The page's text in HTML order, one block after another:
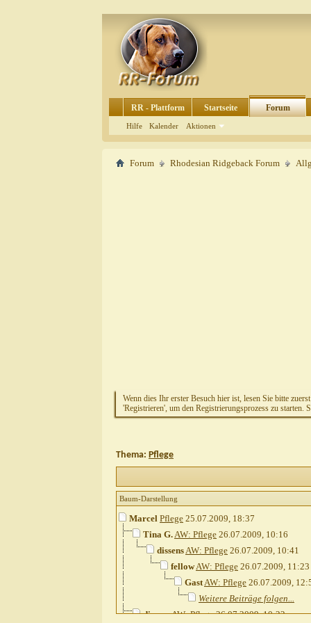
RR - Plattform Startseite Forum
Hilfe Kalender Aktionen
Forum Rhodesian Ridgeback Forum
Wenn dies Ihr erster Besuch hier ist, lesen Sie bitte
'Registrieren', um den Registrierungsprozess zu starten.
Thema: Pflege
Baum-Darstellung
Marcel Pflege 25.07.2009, 18:37
Tina G.AW: Pflege 26.07.2009, 10:16
dissensAW: Pflege 26.07.2009, 10:41
fellowAW: Pflege 26.07.2009, 11:23
GastAW: Pflege 26.07.2009,
Weitere Beiträge folgen...
dissensAW: Pflege26.07.2009,10:22